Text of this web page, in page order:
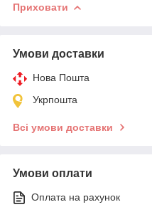
Приховати
Умови доставки
Нова Пошта
Укрпошта
Всі умови доставки
Умови оплати
Оплата на рахунок